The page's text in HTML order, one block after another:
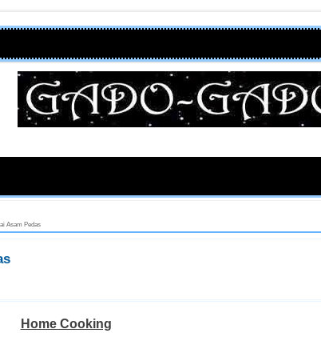
Asam Pedas
Home Cooking